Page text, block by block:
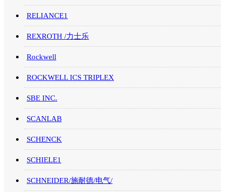
RELIANCE1
REXROTH /力士乐
Rockwell
ROCKWELL ICS TRIPLEX
SBE INC.
SCANLAB
SCHENCK
SCHIELE1
SCHNEIDER/施耐德/电气/